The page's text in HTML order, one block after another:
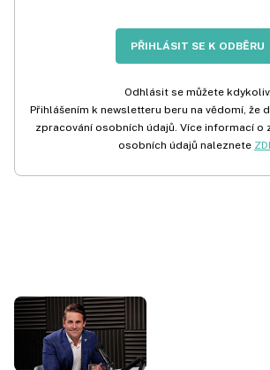
PŘIHLÁSIT SE K ODBĚRU
Odhlásit se můžete kdykoliv.
Přihlášením k newsletteru beru na vědomí, že
zpracování osobních údajů. Více informací o
osobních údajů naleznete